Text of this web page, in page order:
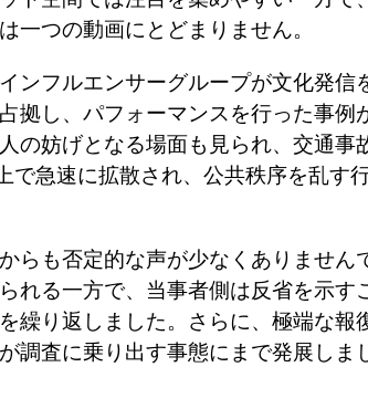
つの動画にとどまりません。
ンフルエンサーグループが文化発信
拠し、パフォーマンスを行った事例
の妨げとなる場面も見られ、交通事
で急速に拡散され、公共秩序を乱す
らも否定的な声が少なくありません
れる一方で、当事者側は反省を示す
繰り返しました。さらに、極端な報
調査に乗り出す事態にまで発展しま